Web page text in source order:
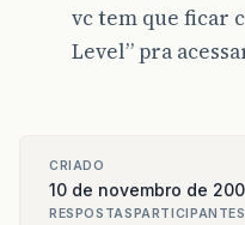
vc tem que ficar
Level” pra
CRIADO
10 de novembro de
RESPOSTASPARTICIPANTES